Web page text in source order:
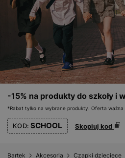
-15% na produkty do szkoły i
*Rabat tylko na wybrane produkty. Oferta ważna
KOD: SCHOOL Skopiuj kod
Bartek Akcesoria Czapki dziecięce